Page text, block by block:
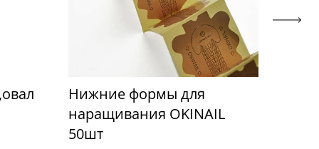
Нижние формы для
наращивания OKINAIL
50шт